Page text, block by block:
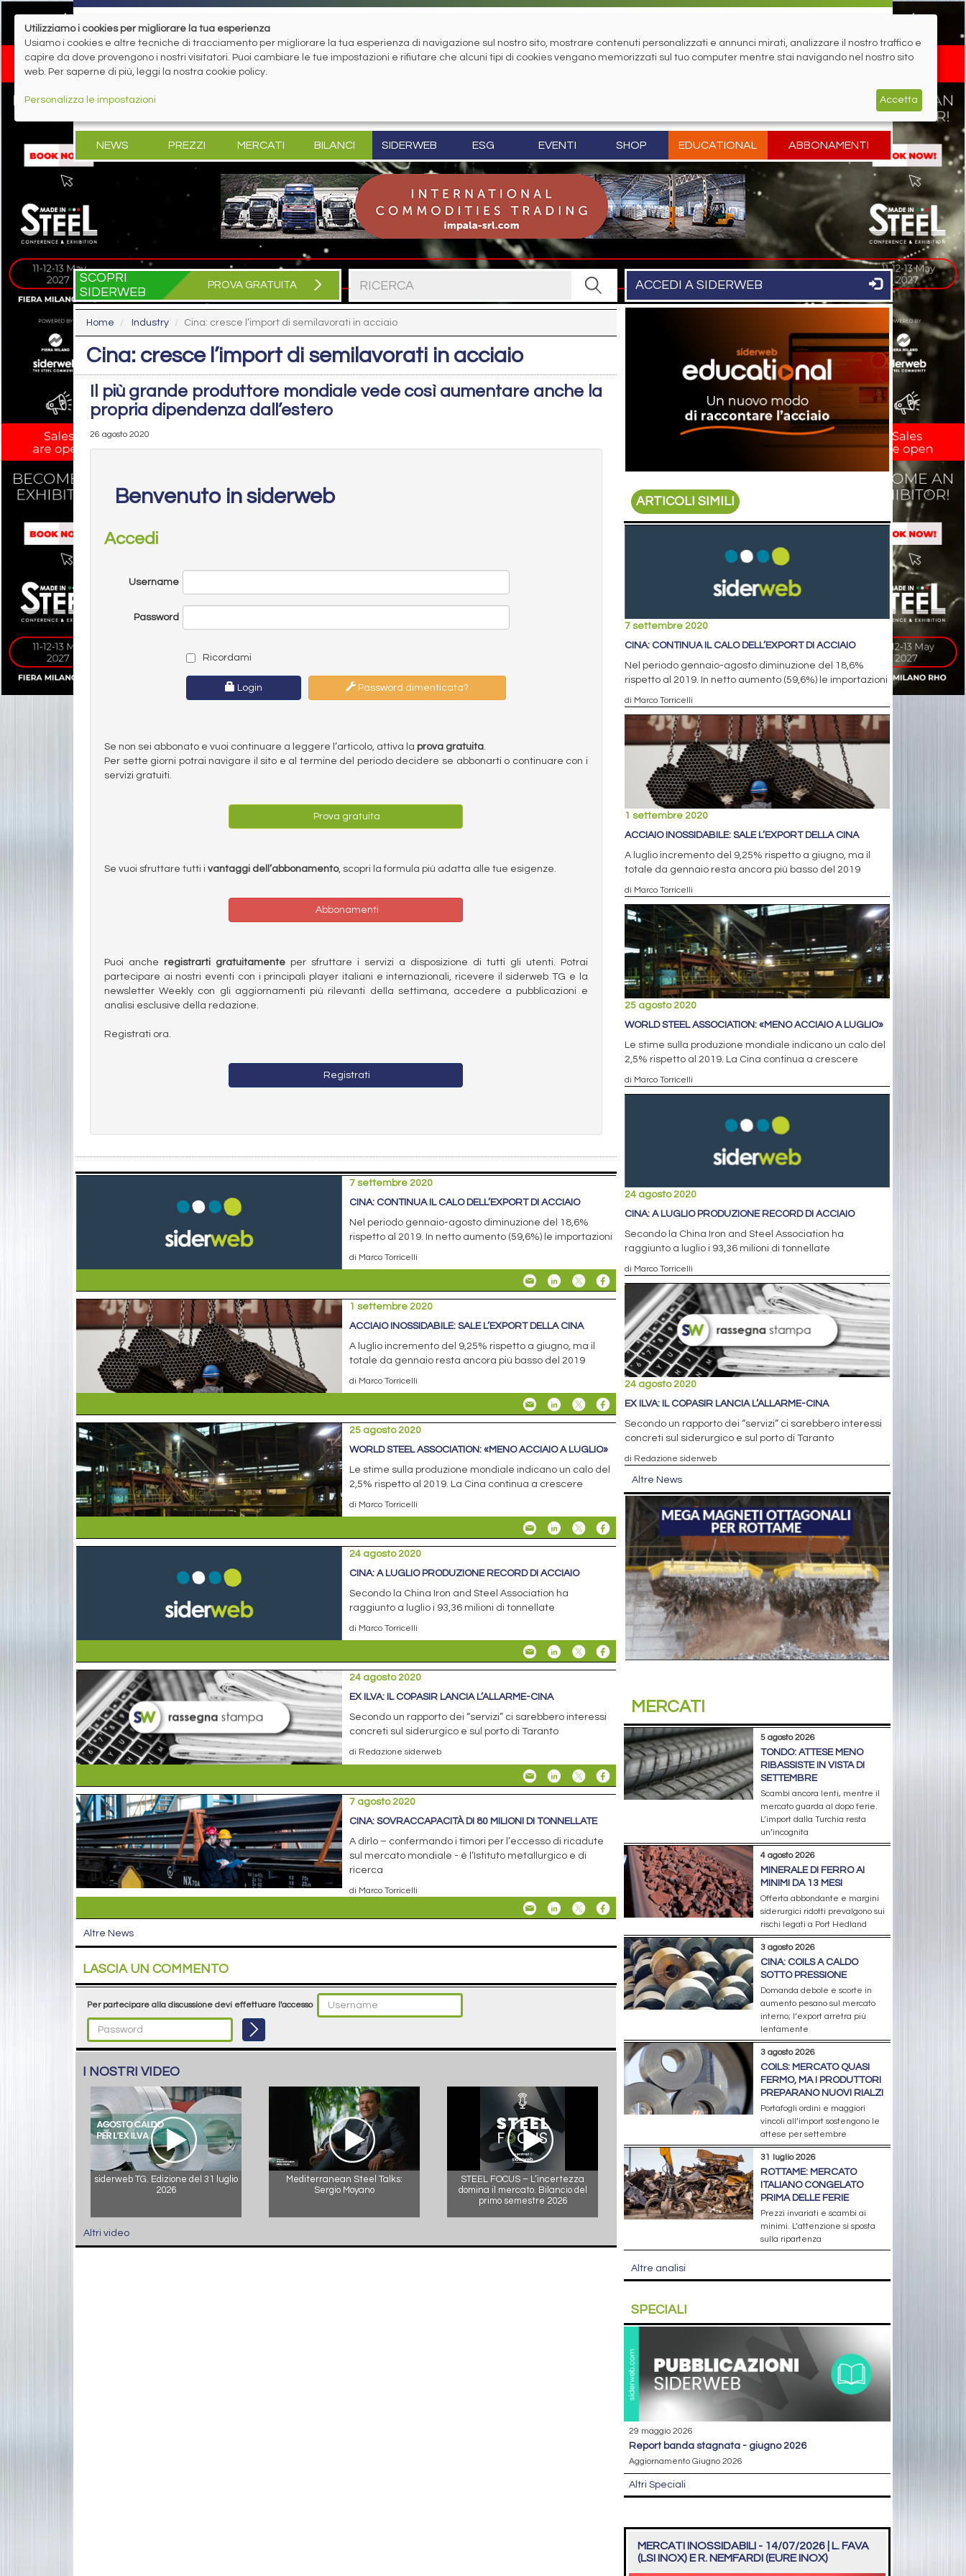
NEWS PREZZI MERCATI BILANCI SIDERWEB ESG EVENTI SHOP EDUCATIONAL ABBONAMENTI
SCOPRI
SIDERWEB
PROVA GRATUITA ACCEDI A SIDERWEB
Home Industry Cina: cresce l’import di semilavorati in acciaio
Cina: cresce l’import di semilavorati in acciaio
Il più grande produttore mondiale vede così aumentare anche la
propria dipendenza dall’estero
26 agosto 2020
Benvenuto in siderweb
Accedi
Username
Password
Ricordami
Login Password dimenticata?
Se non sei abbonato e vuoi continuare a leggere l’articolo, attiva la prova gratuita.
Per sette giorni potrai navigare il sito e al termine del periodo decidere se abbonarti o continuare con i
servizi gratuiti.
Prova gratuita
Se vuoi sfruttare tutti i vantaggi dell’abbonamento, scopri la formula più adatta alle tue esigenze.
Abbonamenti
Puoi anche registrarti gratuitamenteper sfruttare i servizi a disposizione di tutti gli utenti. Potrai
partecipare ai nostri eventi con i principali player italiani e internazionali, ricevere il siderweb TG e la
newsletter Weekly con gli aggiornamenti più rilevanti della settimana, accedere a pubblicazioni e
analisi esclusive della redazione.
Registrati ora.
Registrati
7 settembre 2020
CINA: CONTINUA IL CALO DELL’EXPORT DI ACCIAIO
Nel periodo gennaio-agosto diminuzione del 18,6%
rispetto al 2019. In netto aumento (59,6%) le importazioni
di Marco Torricelli
1 settembre 2020
ACCIAIO INOSSIDABILE: SALE L’EXPORT DELLA CINA
A luglio incremento del 9,25% rispetto a giugno, ma il
totale da gennaio resta ancora più basso del 2019
di Marco Torricelli
25 agosto 2020
WORLD STEEL ASSOCIATION: «MENO ACCIAIO A LUGLIO»
Le stime sulla produzione mondiale indicano un calo del
2,5% rispetto al 2019. La Cina continua a crescere
di Marco Torricelli
24 agosto 2020
CINA: A LUGLIO PRODUZIONE RECORD DI ACCIAIO
Secondo la China Iron and Steel Association ha
raggiunto a luglio i 93,36 milioni di tonnellate
di Marco Torricelli
24 agosto 2020
EX ILVA: IL COPASIR LANCIA L’ALLARME-CINA
Secondo un rapporto dei “servizi” ci sarebbero interessi
concreti sul siderurgico e sul porto di Taranto
di Redazione siderweb
7 agosto 2020
CINA: SOVRACCAPACITÀ DI 80 MILIONI DI TONNELLATE
A dirlo – confermando i timori per l’eccesso di ricadute
sul mercato mondiale - è l’Istituto metallurgico e di
ricerca
di Marco Torricelli
Altre News
LASCIA UN COMMENTO
Per partecipare alla discussione devi effettuare l'accesso
I NOSTRI VIDEO
siderweb TG. Edizione del 31 luglio
2026
Mediterranean Steel Talks:
Sergio Moyano
STEEL FOCUS – L’incertezza
domina il mercato. Bilancio del
primo semestre 2026
Altri video
ARTICOLI SIMILI
7 settembre 2020
CINA: CONTINUA IL CALO DELL’EXPORT DI ACCIAIO
Nel periodo gennaio-agosto diminuzione del 18,6%
rispetto al 2019. In netto aumento (59,6%) le importazioni
di Marco Torricelli
1 settembre 2020
ACCIAIO INOSSIDABILE: SALE L’EXPORT DELLA CINA
A luglio incremento del 9,25% rispetto a giugno, ma il
totale da gennaio resta ancora più basso del 2019
di Marco Torricelli
25 agosto 2020
WORLD STEEL ASSOCIATION: «MENO ACCIAIO A LUGLIO»
Le stime sulla produzione mondiale indicano un calo del
2,5% rispetto al 2019. La Cina continua a crescere
di Marco Torricelli
24 agosto 2020
CINA: A LUGLIO PRODUZIONE RECORD DI ACCIAIO
Secondo la China Iron and Steel Association ha
raggiunto a luglio i 93,36 milioni di tonnellate
di Marco Torricelli
24 agosto 2020
EX ILVA: IL COPASIR LANCIA L’ALLARME-CINA
Secondo un rapporto dei “servizi” ci sarebbero interessi
concreti sul siderurgico e sul porto di Taranto
di Redazione siderweb
Altre News
MERCATI
5 agosto 2026
TONDO: ATTESE MENO
RIBASSISTE IN VISTA DI
SETTEMBRE
Scambi ancora lenti, mentre il
mercato guarda al dopo ferie.
L’import dalla Turchia resta
un’incognita
4 agosto 2026
MINERALE DI FERRO AI
MINIMI DA 13 MESI
Offerta abbondante e margini
siderurgici ridotti prevalgono sui
rischi legati a Port Hedland
3 agosto 2026
CINA: COILS A CALDO
SOTTO PRESSIONE
Domanda debole e scorte in
aumento pesano sul mercato
interno; l’export arretra più
lentamente
3 agosto 2026
COILS: MERCATO QUASI
FERMO, MA I PRODUTTORI
PREPARANO NUOVI RIALZI
Portafogli ordini e maggiori
vincoli all’import sostengono le
attese per settembre
31 luglio 2026
ROTTAME: MERCATO
ITALIANO CONGELATO
PRIMA DELLE FERIE
Prezzi invariati e scambi ai
minimi. L’attenzione si sposta
sulla ripartenza
Altre analisi
SPECIALI
29 maggio 2026
report banda stagnata - giugno 2026
Aggiornamento Giugno 2026
Altri Speciali
MERCATI INOSSIDABILI - 14/07/2026 | L. FAVA
(LSI INOX) E R. NEMFARDI (EURE INOX)
Utilizziamo i cookies per migliorare la tua esperienza
Usiamo i cookies e altre tecniche di tracciamento per migliorare la tua esperienza di navigazione sul nostro sito, mostrare contenuti personalizzati e annunci mirati, analizzare il nostro traffico e
capire da dove provengono i nostri visitatori. Puoi cambiare le tue impostazioni e rifiutare che alcuni tipi di cookies vengano memorizzati sul tuo computer mentre stai navigando nel nostro sito
web. Per saperne di più, leggi la nostra cookie policy.
Personalizza le impostazioni Accetta